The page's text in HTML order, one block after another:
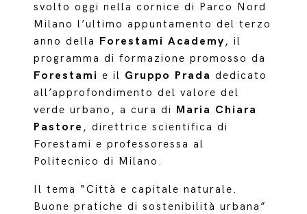
svolto oggi nella cornice di Parco Nord
Milano l’ultimo appuntamento del terzo
anno della Forestami Academy, il
programma di formazione promosso da
Forestami e il Gruppo Prada dedicato
all’approfondimento del valore del
verde urbano, a cura di Maria Chiara
Pastore , direttrice scientifica di
Forestami e professoressa al
Politecnico di Milano.
Il tema “Città e capitale naturale.
Buone pratiche di sostenibilità urbana”